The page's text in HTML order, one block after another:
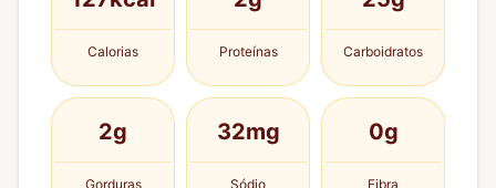
Calorias Proteínas Carboidratos
2g
Gorduras
32mg
Sódio
0g
Fibra